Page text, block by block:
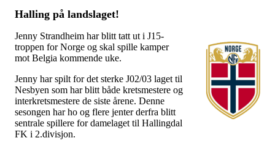
Halling på landslaget!
Jenny Strandheim har blitt tatt ut i J15-
troppen for Norge og skal spille kamper
mot Belgia kommende uke.
Jenny har spilt for det sterke J02/03 laget til
Nesbyen som har blitt både kretsmestere og
interkretsmestere de siste årene. Denne
sesongen har ho og flere jenter derfra blitt
sentrale spillere for damelaget til Hallingdal
FK i 2.divisjon.